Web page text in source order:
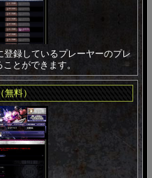
録しているプレーヤーのプレ
とができます。
料）